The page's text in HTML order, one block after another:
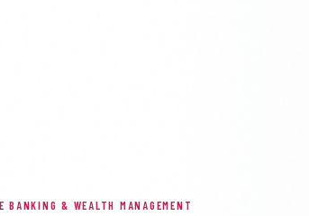
& WEALTH MANAGEMENT